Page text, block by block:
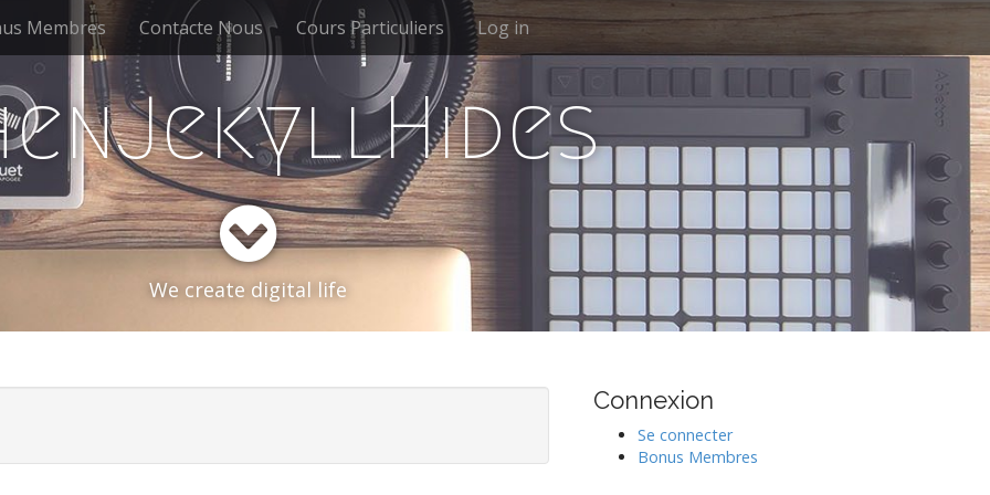
Membres Contacte Nous Cours Particuliers Log in
We create digital life
Connexion
Se connecter
Bonus Membres